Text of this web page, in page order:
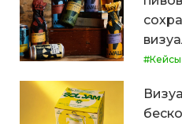
#Кейсы